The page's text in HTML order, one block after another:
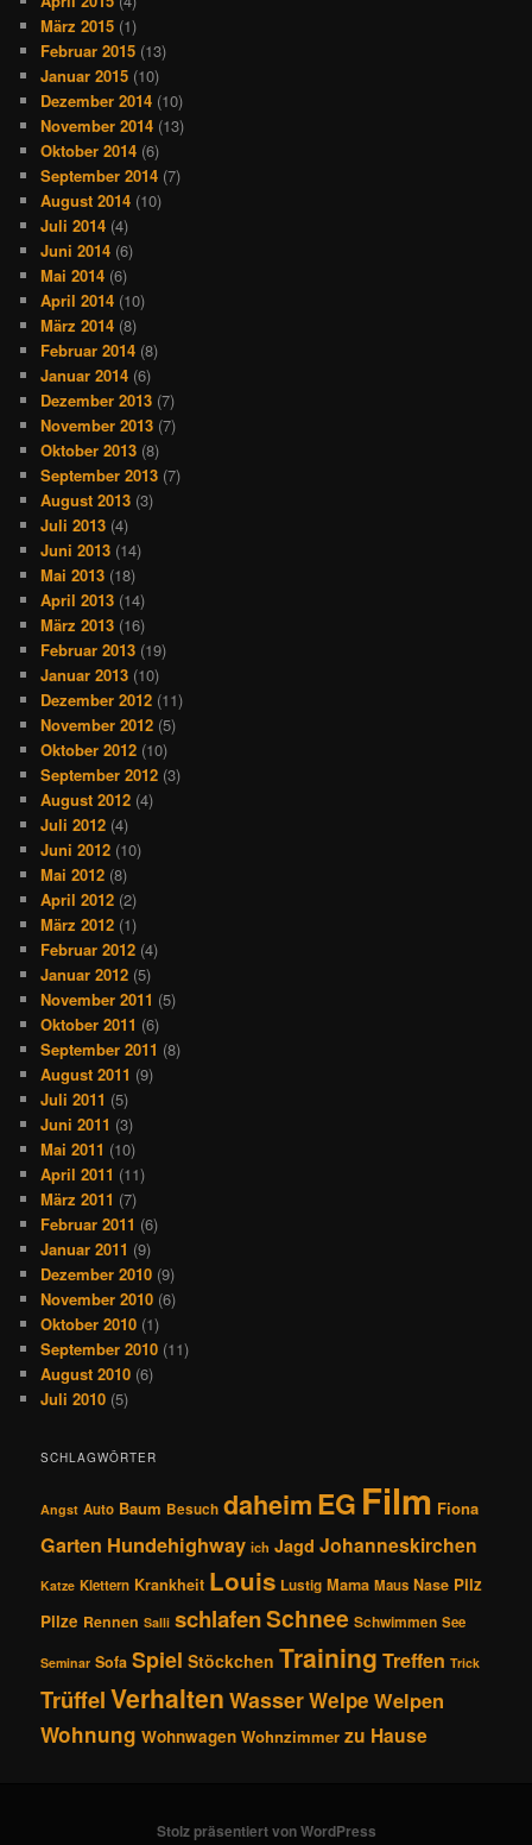
März 2015 (1)
Februar 2015 (13)
Januar 2015 (10)
Dezember 2014 (10)
November 2014 (13)
Oktober 2014 (6)
September 2014 (7)
August 2014 (10)
Juli 2014 (4)
Juni 2014 (6)
Mai 2014 (6)
April 2014 (10)
März 2014 (8)
Februar 2014 (8)
Januar 2014 (6)
Dezember 2013 (7)
November 2013 (7)
Oktober 2013 (8)
September 2013 (7)
August 2013 (3)
Juli 2013 (4)
Juni 2013 (14)
Mai 2013 (18)
April 2013 (14)
März 2013 (16)
Februar 2013 (19)
Januar 2013 (10)
Dezember 2012 (11)
November 2012 (5)
Oktober 2012 (10)
September 2012 (3)
August 2012 (4)
Juli 2012 (4)
Juni 2012 (10)
Mai 2012 (8)
April 2012 (2)
März 2012 (1)
Februar 2012 (4)
Januar 2012 (5)
November 2011 (5)
Oktober 2011 (6)
September 2011 (8)
August 2011 (9)
Juli 2011 (5)
Juni 2011 (3)
Mai 2011 (10)
April 2011 (11)
März 2011 (7)
Februar 2011 (6)
Januar 2011 (9)
Dezember 2010 (9)
November 2010 (6)
Oktober 2010 (1)
September 2010 (11)
August 2010 (6)
Juli 2010 (5)
SCHLAGWÖRTER
Angst Auto Baum Besuch daheimEG Film Fiona
Garten Hundehighway ich Jagd Johanneskirchen
Katze Klettern Krankheit Louis Lustig Mama Maus Nase Pilz
Pilze Rennen Salli schlafenSchnee Schwimmen See
Seminar Sofa Spiel Stöckchen Training Treffen Trick
TrüffelVerhalten WasserWelpe Welpen
Wohnung Wohnwagen Wohnzimmer zu Hause
Stolz präsentiert von WordPress